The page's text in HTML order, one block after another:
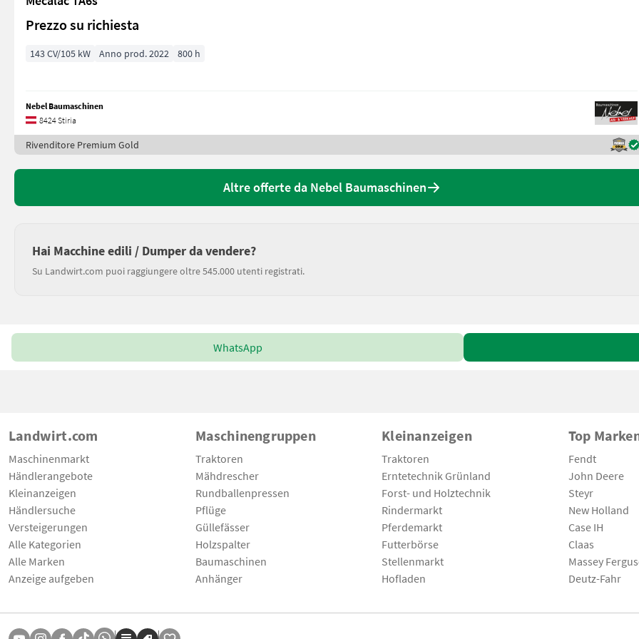
Prezzo su richiesta
143 CV/105 kW Anno prod. 2022 800 h
Nebel Baumaschinen
8424 Stiria
Rivenditore Premium Gold
Altre offerte da Nebel Baumaschinen
Hai Macchine edili / Dumper da vendere?
Su Landwirt.com puoi raggiungere oltre 545.000 utenti registrati.
WhatsApp
Landwirt.com
Maschinenmarkt
Händlerangebote
Kleinanzeigen
Händlersuche
Versteigerungen
Alle Kategorien
Alle Marken
Anzeige aufgeben
Maschinengruppen
Traktoren
Mähdrescher
Rundballenpressen
Pflüge
Güllefässer
Holzspalter
Baumaschinen
Anhänger
Kleinanzeigen
Traktoren
Erntetechnik Grünland
Forst- und Holztechnik
Rindermarkt
Pferdemarkt
Futterbörse
Stellenmarkt
Hofladen
Top
Fendt
John Deere
Steyr
New Holland
Case IH
Claas
Massey
Deutz-Fahr